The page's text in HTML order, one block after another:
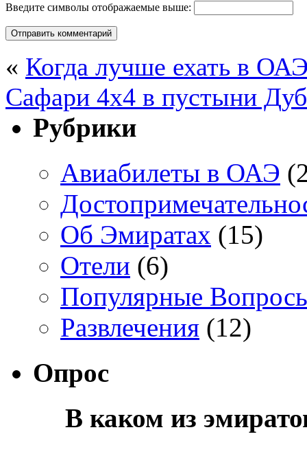
Введите символы отображаемые выше:
« Когда лучше ехать в
Сафари 4х4 в пустыни
Рубрики
Авиабилеты в ОАЭ
Об Эмиратах (15)
Отели (6)
Популярные
Развлечения (12)
Опрос
В каком из